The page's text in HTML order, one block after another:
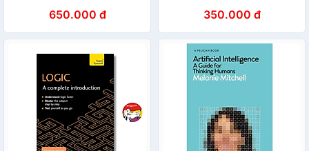
Ngoại văn Nhập khẩu
650.000 đ
History / Ngoại văn
350.000 đ